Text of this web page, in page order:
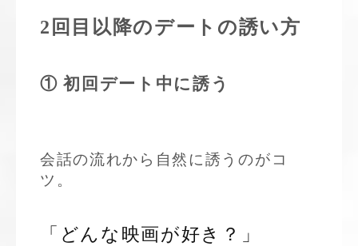
2回目以降のデートの誘い方
① 初回デート中に誘う
会話の流れから自然に誘うのがコ
ツ。
「どんな映画が好き？」